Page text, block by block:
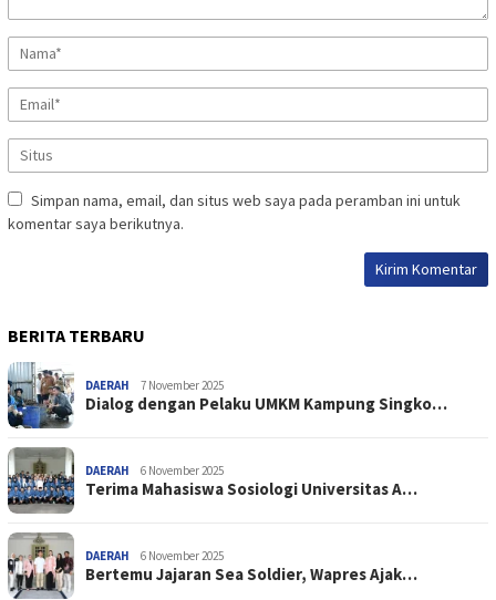
Simpan nama, email, dan situs web saya pada peramban ini untuk
komentar saya berikutnya.
BERITA TERBARU
DAERAH 7 November 2025
Dialog dengan Pelaku UMKM Kampung Singko…
DAERAH 6 November 2025
Terima Mahasiswa Sosiologi Universitas A…
DAERAH 6 November 2025
Bertemu Jajaran Sea Soldier, Wapres Ajak…